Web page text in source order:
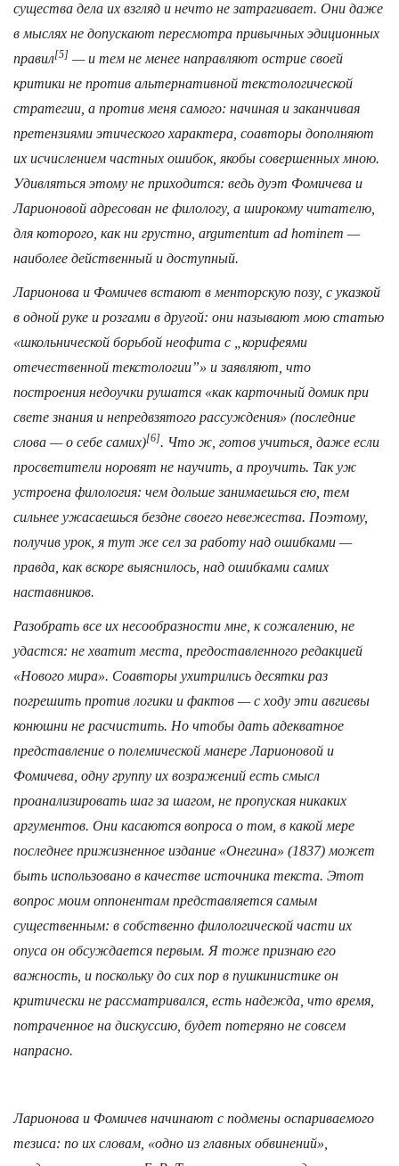
существа дела их взгляд и нечто не затрагивает. Они даже
в мыслях не допускают пересмотра привычных эдиционных
правил[5] — и тем не менее направляют острие своей
критики не против альтернативной текстологической
стратегии, а против меня самого: начиная и заканчивая
претензиями этического характера, соавторы дополняют
их исчислением частных ошибок, якобы совершенных мною.
Удивляться этому не приходится: ведь дуэт Фомичева и
Ларионовой адресован не филологу, а широкому читателю,
для которого, как ни грустно, argumentum ad hominem —
наиболее действенный и доступный.
Ларионова и Фомичев встают в менторскую позу, с указкой
в одной руке и розгами в другой: они называют мою статью
«школьнической борьбой неофита с „корифеями
отечественной текстологии”» и заявляют, что
построения недоучки рушатся «как карточный домик при
свете знания и непредвзятого рассуждения» (последние
слова — о себе самих)[6]. Что ж, готов учиться, даже если
просветители норовят не научить, а проучить. Так уж
устроена филология: чем дольше занимаешься ею, тем
сильнее ужасаешься бездне своего невежества. Поэтому,
получив урок, я тут же сел за работу над ошибками —
правда, как вскоре выяснилось, над ошибками самих
наставников.
Разобрать все их несообразности мне, к сожалению, не
удастся: не хватит места, предоставленного редакцией
«Нового мира». Соавторы ухитрились десятки раз
погрешить против логики и фактов — с ходу эти авгиевы
конюшни не расчистить. Но чтобы дать адекватное
представление о полемической манере Ларионовой и
Фомичева, одну группу их возражений есть смысл
проанализировать шаг за шагом, не пропуская никаких
аргументов. Они касаются во­проса о том, в какой мере
последнее прижизненное издание «Онегина» (1837) может
быть использовано в качестве источника текста. Этот
вопрос моим оппонентам представляется самым
существенным: в собственно филологической части их
опуса он обсуждается первым. Я тоже признаю его
важность, и поскольку до сих пор в пушкинистике он
критически не рассматривался, есть надежда, что время,
потраченное на дискуссию, будет потеряно не совсем
напрасно.
Ларионова и Фомичев начинают с подмены оспариваемого
тезиса: по их словам, «одно из главных обвинений»,